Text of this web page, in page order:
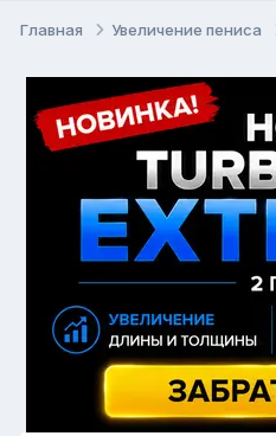
Главная Увеличение пениса